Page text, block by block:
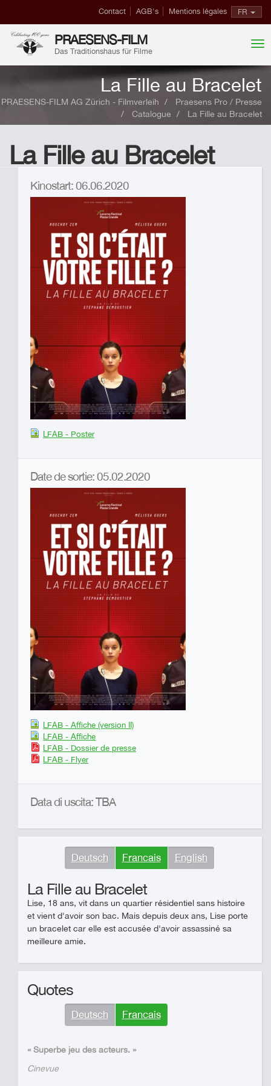
FR
Contact AGB's Mentions légales
PRAESENS-FILM
Das Traditionshaus für Filme
La Fille au Bracelet
PRAESENS-FILM AG Zürich - Filmverleih
Praesens Pro / Presse
Catalogue
La Fille au Bracelet
La Fille au Bracelet
Kinostart: 06.06.2020
LFAB - Poster
Date de sortie: 05.02.2020
LFAB - Affiche (version II)
LFAB - Affiche
LFAB - Dossier de presse
LFAB - Flyer
Data di uscita: TBA
Deutsch Francais English
La Fille au Bracelet
Lise, 18 ans, vit dans un quartier résidentiel sans histoire
et vient d'avoir son bac. Mais depuis deux ans, Lise porte
un bracelet car elle est accusée d'avoir assassiné sa
meilleure amie.
Quotes
Deutsch Francais
« Superbe jeu des acteurs. »
Cinevue